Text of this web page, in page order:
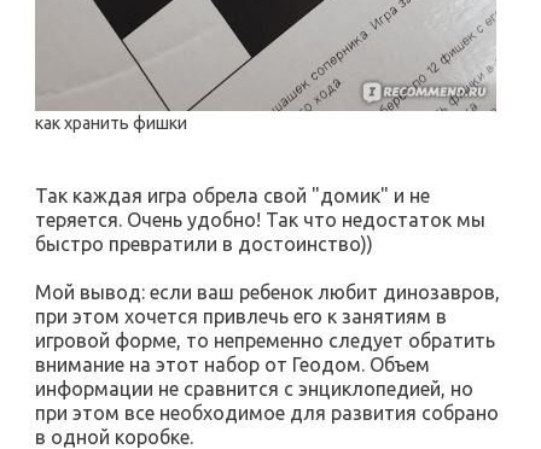
как хранить фишки
Так каждая игра обрела свой "домик" и не
теряется. Очень удобно! Так что недостаток мы
быстро превратили в достоинство))
Мой вывод: если ваш ребенок любит динозавров,
при этом хочется привлечь его к занятиям в
игровой форме, то непременно следует обратить
внимание на этот набор от Геодом. Объем
информации не сравнится с энциклопедией, но
при этом все необходимое для развития собрано
в одной коробке.